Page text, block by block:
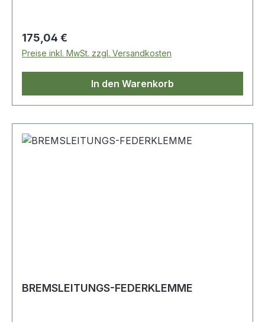
Regulärer Preis:
175,04 €
Preise inkl. MwSt. zzgl. Versandkosten
In den Warenkorb
BREMSLEITUNGS-FEDERKLEMME